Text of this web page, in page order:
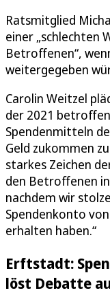
Ratsmitglied
einer „schlechten
Betroffenen“,
weitergegeben
Carolin Weitzel
der 2021
Spendenmitteln
Geld zukommen
starkes Zeichen
den Betroffenen
nachdem wir
Spendenkonto
erhalten haben.“
Erftstadt:
löst Debatte